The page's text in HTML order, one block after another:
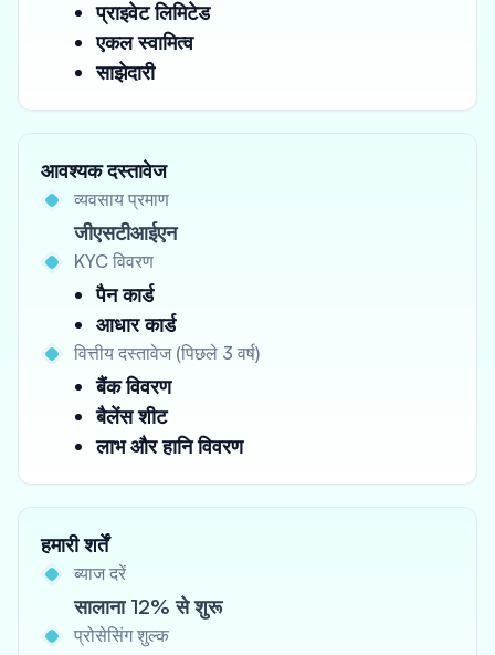
प्राइवेट लिमिटेड
एकल स्वामित्व
साझेदारी
आवश्यक दस्तावेज
व्यवसाय प्रमाण
जीएसटीआईएन
KYC विवरण
पैन कार्ड
आधार कार्ड
वित्तीय दस्तावेज (पिछले 3 वर्ष)
बैंक विवरण
बैलेंस शीट
लाभ और हानि विवरण
हमारी शर्तें
ब्याज दरें
सालाना 12% से शुरू
प्रोसेसिंग शुल्क